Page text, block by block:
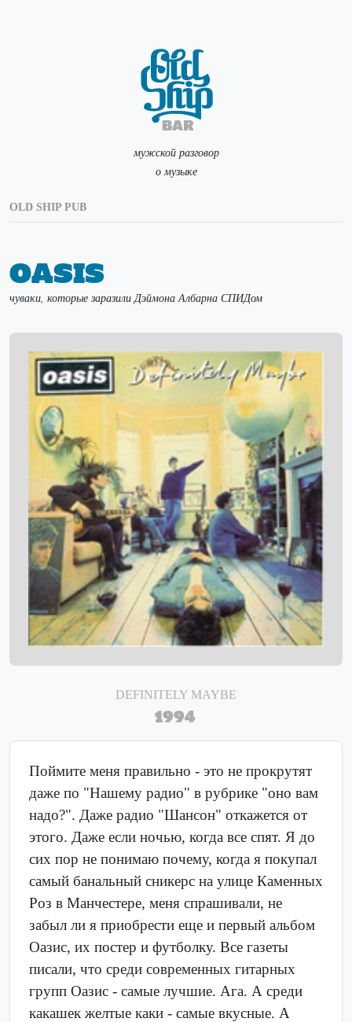
мужской разговор
о музыке
OLD SHIP PUB
Oasis
чуваки, которые заразили Дэймона Албарна СПИДом
DEFINITELY MAYBE
1994
Поймите меня правильно - это не прокрутят
даже по "Нашему радио" в рубрике "оно вам
надо?". Даже радио "Шансон" откажется от
этого. Даже если ночью, когда все спят. Я до
сих пор не понимаю почему, когда я покупал
самый банальный сникерс на улице Каменных
Роз в Манчестере, меня спрашивали, не
забыл ли я приобрести еще и первый альбом
Оазис, их постер и футболку. Все газеты
писали, что среди современных гитарных
групп Оазис - самые лучшие. Ага. А среди
какашек желтые каки - самые вкусные. А